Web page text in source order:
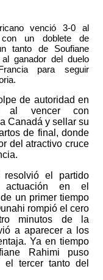
venció 3-0 al
con un doblete de
tanto de Soufiane
ganador del duelo
para seguir
de autoridad en
al vencer con
Canadá y sellar su
de final, donde
del atractivo cruce
resolvió el partido
en el
un primer tiempo
rompió el cero
minutos de la
a aparecer a los
Ya en tiempo
Rahimi puso
el tercer tanto del